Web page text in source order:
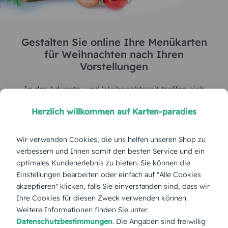
Eine einzigartige weihnachtliche
Klicks:
• Aus Menükarten für Weihnachten die schönsten
Vorlagen wählen
• Format, Farbe, Anzahl und Papierart festlegen
• Farben anpassen
Herzlich willkommen auf Karten-paradies
Wir verwenden Cookies, die uns helfen unseren Shop zu
verbessern und Ihnen somit den besten Service und ein
optimales Kundenerlebnis zu bieten. Sie können die
Einstellungen bearbeiten oder einfach auf "Alle Cookies
akzeptieren" klicken, falls Sie einverstanden sind, dass wir
Ihre Cookies für diesen Zweck verwenden können.
Weitere Informationen finden Sie unter
Datenschutzbestimmungen. Die Angaben sind freiwillig